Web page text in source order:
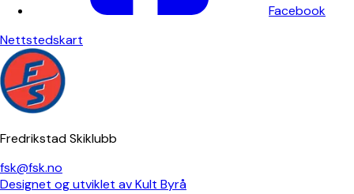
Facebook
Nettstedskart
Fredrikstad Skiklubb
fsk@fsk.no
Designet og utviklet av Kult Byrå